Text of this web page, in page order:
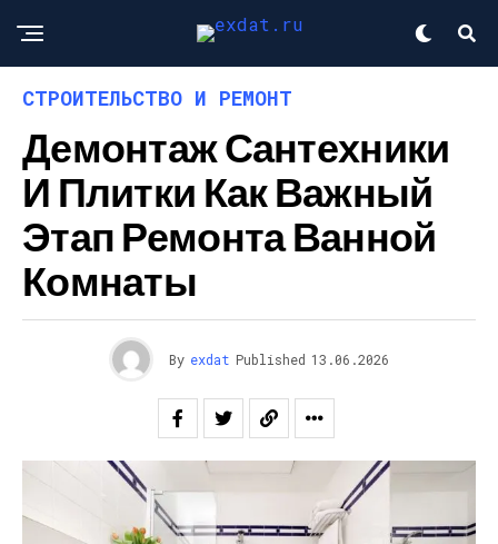
СТРОИТЕЛЬСТВО И РЕМОНТ
Демонтаж Сантехники
И Плитки Как Важный
Этап Ремонта Ванной
Комнаты
By exdat Published 13.06.2026